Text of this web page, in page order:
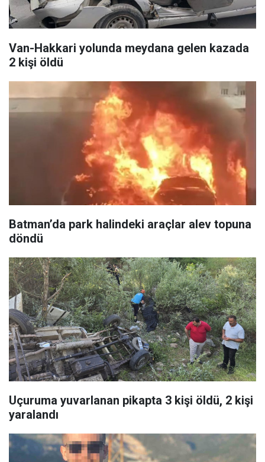
Van-Hakkari yolunda meydana gelen kazada
2 kişi öldü
Batman’da park halindeki araçlar alev topuna
döndü
Uçuruma yuvarlanan pikapta 3 kişi öldü, 2 kişi
yaralandı